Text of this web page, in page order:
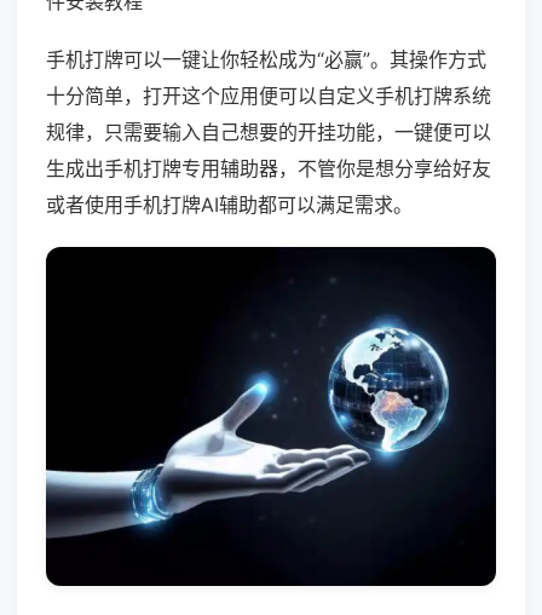
手机打牌可以一键让你轻松成为“必赢”。其操作方式
十分简单，打开这个应用便可以自定义手机打牌系统
规律，只需要输入自己想要的开挂功能，一键便可以
生成出手机打牌专用辅助器，不管你是想分享给好友
或者使用手机打牌AI辅助都可以满足需求。